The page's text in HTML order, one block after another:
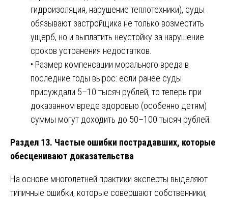
гидроизоляция, нарушение теплотехники), суды
обязывают застройщика не только возместить
ущерб, но и выплатить неустойку за нарушение
сроков устранения недостатков.
• Размер компенсации морального вреда в
последние годы вырос: если ранее суды
присуждали 5–10 тысяч рублей, то теперь при
доказанном вреде здоровью (особенно детям)
суммы могут доходить до 50–100 тысяч рублей.
Раздел 13. Частые ошибки пострадавших, которые
обесценивают доказательства
На основе многолетней практики эксперты выделяют
типичные ошибки, которые совершают собственники,